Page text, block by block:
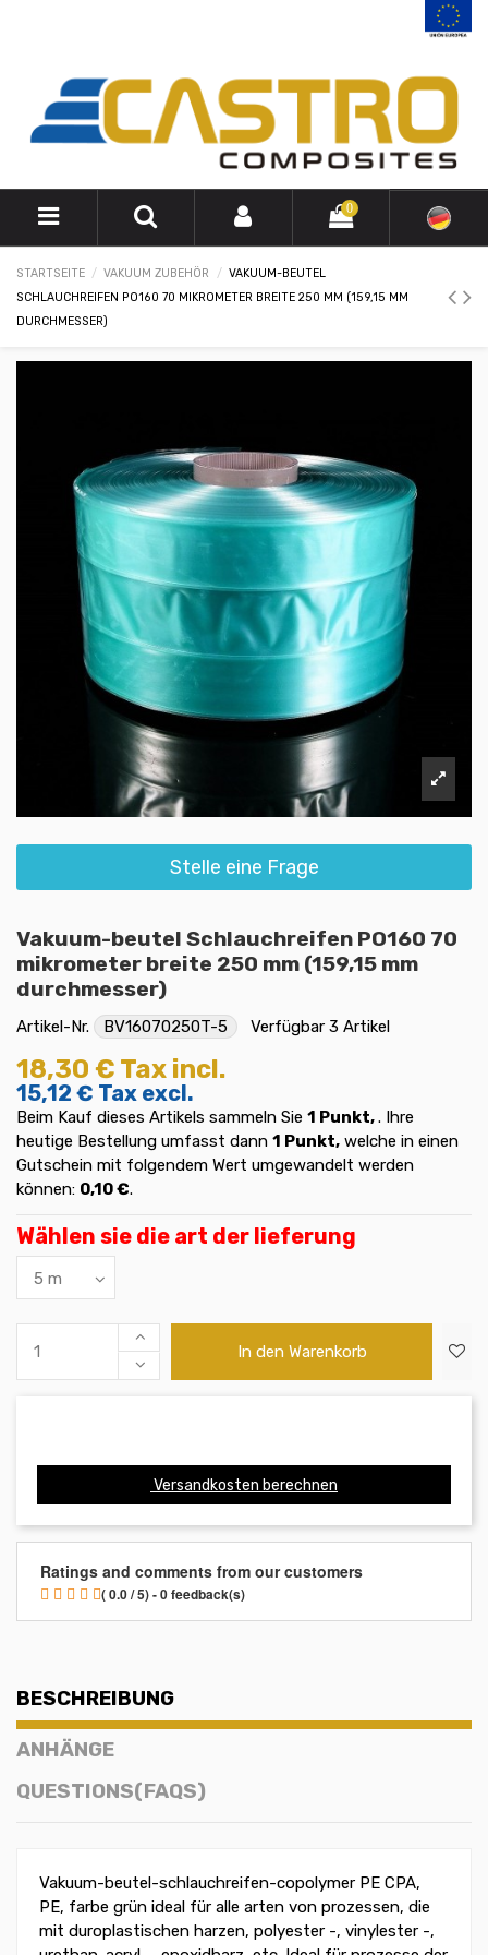
0
STARTSEITE VAKUUM ZUBEHÖR
VAKUUM-BEUTEL
SCHLAUCHREIFEN PO160 70 MIKROMETER BREITE 250 MM (159,15 MM
DURCHMESSER)
Stelle eine Frage
Vakuum-beutel Schlauchreifen PO160 70
mikrometer breite 250 mm (159,15 mm
durchmesser)
Artikel-Nr. BV16070250T-5 Verfügbar 3 Artikel
18,30 € Tax incl.
15,12 € Tax excl.
Beim Kauf dieses Artikels sammeln Sie 1 Punkt,. Ihre
heutige Bestellung umfasst dann 1 Punkt, welche in einen
Gutschein mit folgendem Wert umgewandelt werden
können: 0,10 €.
Wählen sie die art der lieferung
In den Warenkorb
Versandkosten berechnen
Ratings and comments from our customers
( 0.0 / 5) - 0 feedback(s)
BESCHREIBUNG
ANHÄNGE
QUESTIONS(FAQS)
Vakuum-beutel-schlauchreifen-copolymer PE CPA,
PE, farbe grün ideal für alle arten von prozessen, die
mit duroplastischen harzen, polyester -, vinylester -,